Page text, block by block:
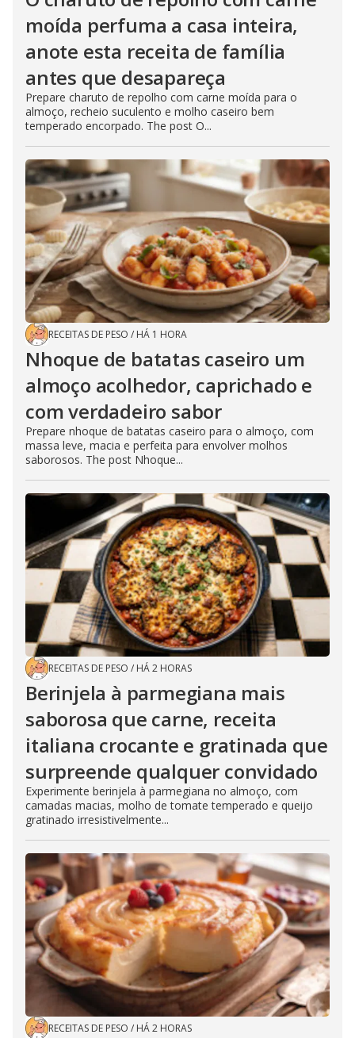
moída perfuma a casa inteira,
anote esta receita de família
antes que desapareça
Prepare charuto de repolho com carne moída para o
almoço, recheio suculento e molho caseiro bem
temperado encorpado. The post O...
RECEITAS DE PESO / HÁ 1 HORA
Nhoque de batatas caseiro um
almoço acolhedor, caprichado e
com verdadeiro sabor
Prepare nhoque de batatas caseiro para o almoço, com
massa leve, macia e perfeita para envolver molhos
saborosos. The post Nhoque...
RECEITAS DE PESO / HÁ 2 HORAS
Berinjela à parmegiana mais
saborosa que carne, receita
italiana crocante e gratinada que
surpreende qualquer convidado
Experimente berinjela à parmegiana no almoço, com
camadas macias, molho de tomate temperado e queijo
gratinado irresistivelmente...
RECEITAS DE PESO / HÁ 2 HORAS